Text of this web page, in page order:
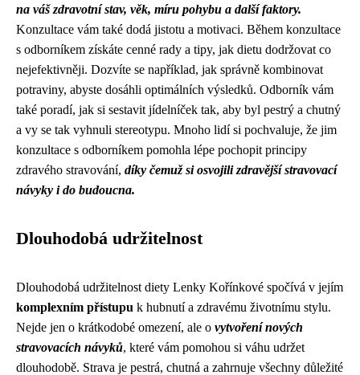
na váš zdravotní stav, věk, míru pohybu a další faktory.
Konzultace vám také dodá jistotu a motivaci. Během konzultace
s odborníkem získáte cenné rady a tipy, jak dietu dodržovat co
nejefektivněji. Dozvíte se například, jak správně kombinovat
potraviny, abyste dosáhli optimálních výsledků. Odborník vám
také poradí, jak si sestavit jídelníček tak, aby byl pestrý a chutný
a vy se tak vyhnuli stereotypu. Mnoho lidí si pochvaluje, že jim
konzultace s odborníkem pomohla lépe pochopit principy
zdravého stravování, díky čemuž si osvojili zdravější stravovací
návyky i do budoucna.
Dlouhodobá udržitelnost
Dlouhodobá udržitelnost diety Lenky Kořínkové spočívá v jejím
komplexním přístupu k hubnutí a zdravému životnímu stylu.
Nejde jen o krátkodobé omezení, ale o vytvoření nových
stravovacích návyků, které vám pomohou si váhu udržet
dlouhodobě. Strava je pestrá, chutná a zahrnuje všechny důležité